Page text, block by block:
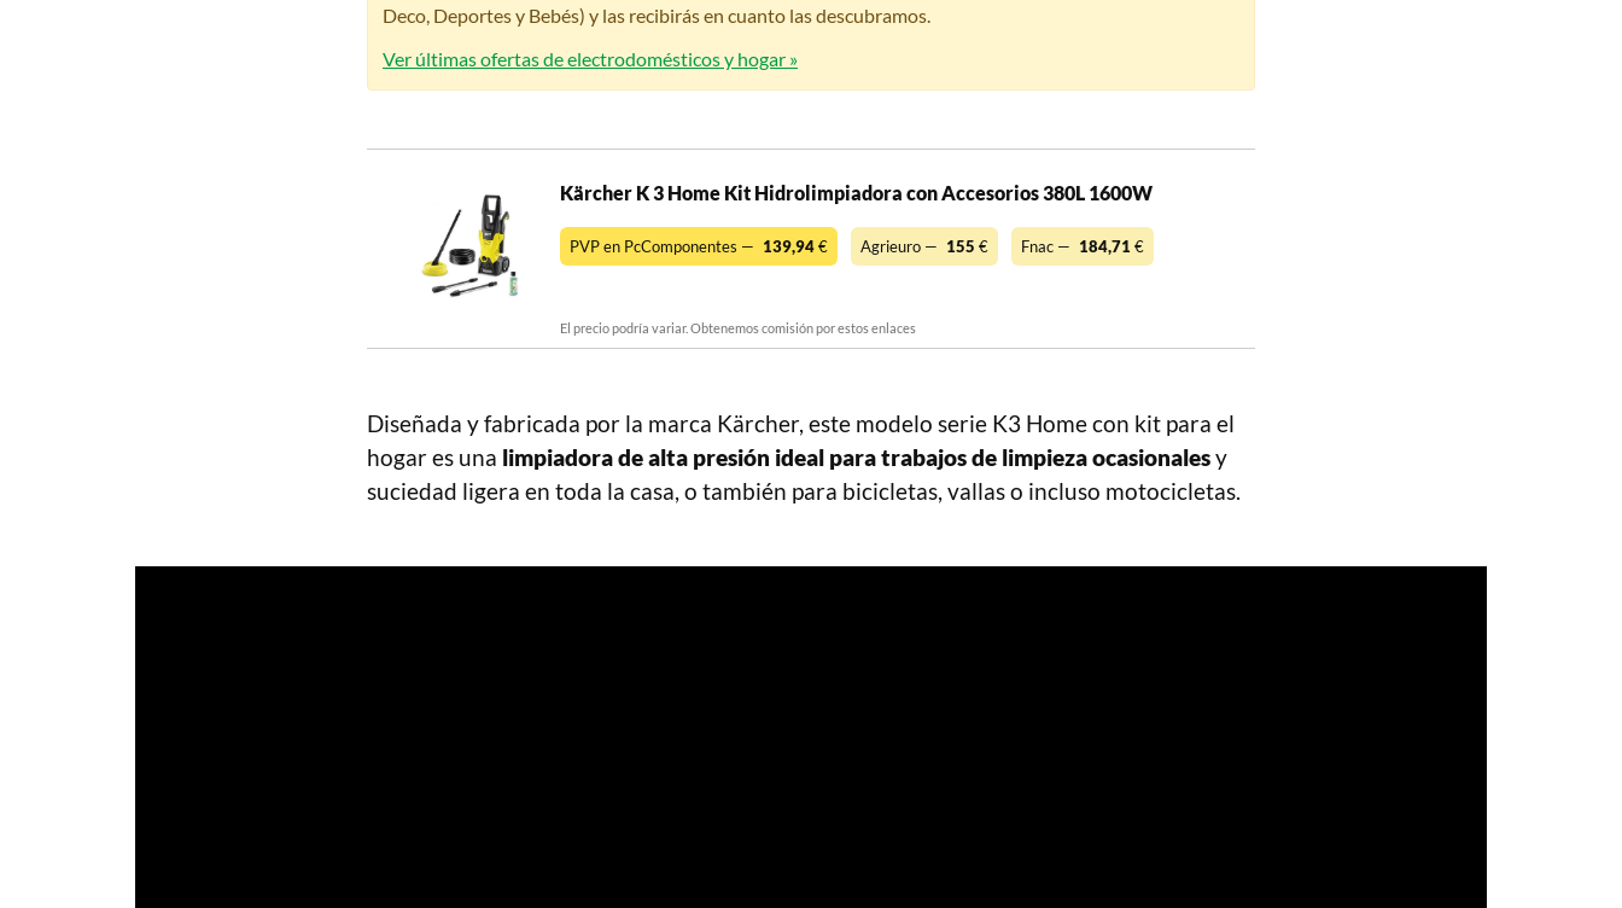
Deco, Deportes y Bebés) y las recibirás en cuanto las descubramos.
Ver últimas ofertas de electrodomésticos y hogar »
Kärcher K 3 Home Kit Hidrolimpiadora con Accesorios 380L 1600W
PVP en PcComponentes — 139,94€ Agrieuro — 155 € Fnac — 184,71 €
El precio podría variar. Obtenemos comisión por estos enlaces
Diseñada y fabricada por la marca Kärcher, este modelo serie K3 Home con kit para el
hogar es una limpiadora de alta presión ideal para trabajos de limpieza ocasionalesy
suciedad ligera en toda la casa, o también para bicicletas, vallas o incluso motocicletas.